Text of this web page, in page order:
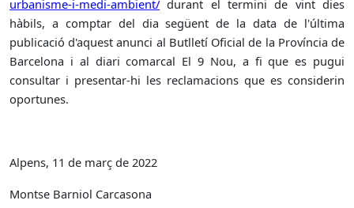
urbanisme-i-medi-ambient/durant el termini de vint dies
hàbils, a comptar del dia següent de la data de l'última
publicació d'aquest anunci al Butlletí Oficial de la Província de
Barcelona i al diari comarcal El 9 Nou, a fi que es pugui
consultar i presentar-hi les reclamacions que es considerin
oportunes.
Alpens, 11 de març de 2022
Montse Barniol Carcasona